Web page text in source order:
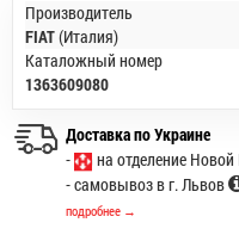
Производитель
FIAT(Италия)
Каталожный номер
1363609080
Доставка по Украине
-
на отделение
- самовывоз в г. Львов
подробнее →